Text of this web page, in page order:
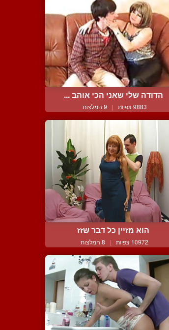
הדודה שלי שאני הכי אוהב ...
9883 צפיות | 9 המלצות
הוא מזיין כל דבר שזז
10972 צפיות | 8 המלצות